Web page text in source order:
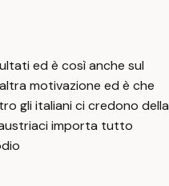
ed è così anche sul
motivazione ed è che
gli italiani ci credono della
importa tutto